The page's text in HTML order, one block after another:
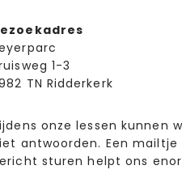
1-3
TN Ridderkerk
onze lessen kunnen
antwoorden. Een mailtje
sturen helpt ons